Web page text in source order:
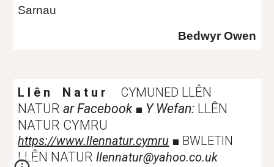
Sarnau
Bedwyr Owen
L l ê n N a t u r CYMUNED LLÊN
NATUR ar Facebook ■ Y Wefan: LLÊN
NATUR CYMRU
https://www.llennatur.cymru ■ BWLETIN
LLÊN NATURllennatur@yahoo.co.uk